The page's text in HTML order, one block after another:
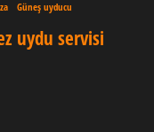
Güneş uyducu
uydu servisi